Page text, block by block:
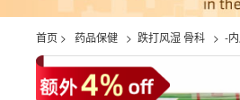
首页 > 药品保健 > 跌打风湿 骨科 > -